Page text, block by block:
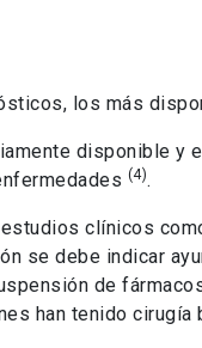
los más
disponible y
(4).
clínicos
se debe indicar
de
han tenido